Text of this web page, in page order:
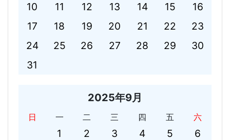
10
11 12 13 14 15
16
17
18 19 20 21 22
23
24
25 26 27 28 29
30
31
2025年9月
日 一 二 三 四 五 六
1 2 3 4 5
6